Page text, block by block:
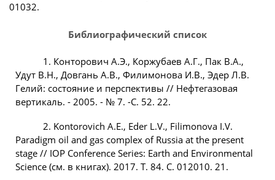
01032.
Библиографический список
1. Конторович А.Э., Коржубаев А.Г., Пак В.А.,
Удут В.Н., Довгань А.В., Филимонова И.В., Эдер Л.В.
Гелий: состояние и перспективы // Нефтегазовая
вертикаль. - 2005. - № 7. -С. 52. 22.
2. Kontorovich A.E., Eder L.V., Filimonova I.V.
Paradigm oil and gas complex of Russia at the present
stage // IOP Conference Series: Earth and Environmental
Science (см. в книгах). 2017. Т. 84. С. 012010. 21.